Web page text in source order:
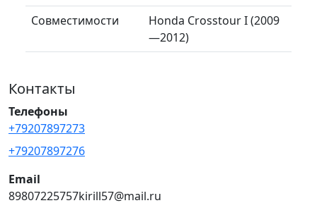
Совместимости
Honda Crosstour I (2009
—2012)
Контакты
Телефоны
+79207897273
+79207897276
Email
89807225757kirill57@mail.ru